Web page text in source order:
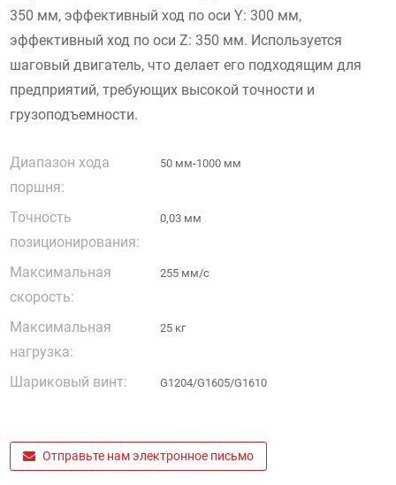
350 мм, эффективный ход по оси Y: 300 мм,
эффективный ход по оси Z: 350 мм. Используется
шаговый двигатель, что делает его подходящим для
предприятий, требующих высокой точности и
грузоподъемности.
Диапазон хода
поршня:
50 мм-1000 мм
Точность
позиционирования:
0,03 мм
Максимальная
скорость:
255 мм/с
Максимальная
нагрузка:
25 кг
Шариковый винт: G1204/G1605/G1610
Отправьте нам электронное письмо